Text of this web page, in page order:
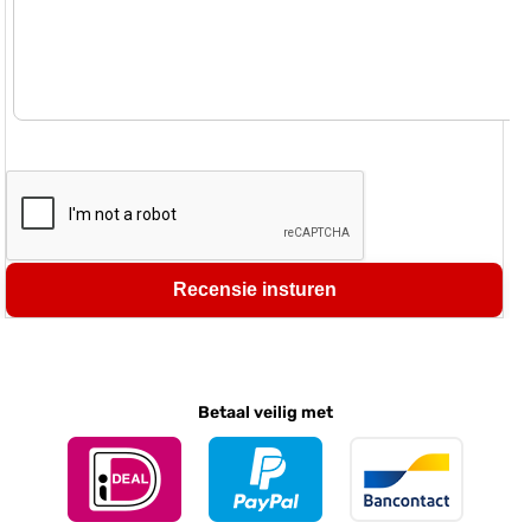
Recensie insturen
Betaal veilig met